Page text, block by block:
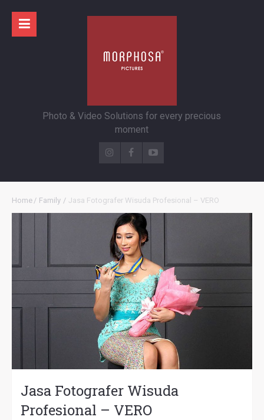
Photo & Video Solutions for every precious
moment
Home / Family / Jasa Fotografer Wisuda Profesional – VERO
Jasa Fotografer Wisuda
Profesional – VERO